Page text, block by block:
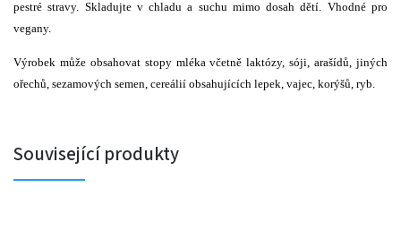
pestré stravy. Skladujte v chladu a suchu mimo dosah dětí. Vhodné pro
vegany.
Výrobek může obsahovat stopy mléka včetně laktózy, sóji, arašídů, jiných
ořechů, sezamových semen, cereálií obsahujících lepek, vajec, korýšů, ryb.
Související produkty